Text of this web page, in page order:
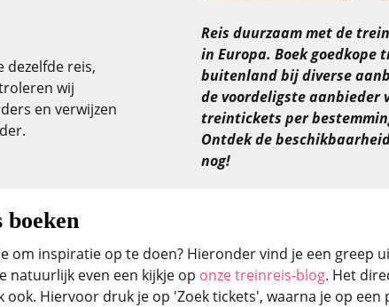
dezelfde reis,
wij
en verwijzen
Reis duurzaam met de
in Europa. Boek
buitenland bij diverse
de voordeligste
treintickets per
Ontdek de
nog!
om inspiratie op te doen? Hieronder vind je een greep
natuurlijk even een kijkje op onze treinreis-blog. Het
Hiervoor druk je op 'Zoek tickets', waarna je op een